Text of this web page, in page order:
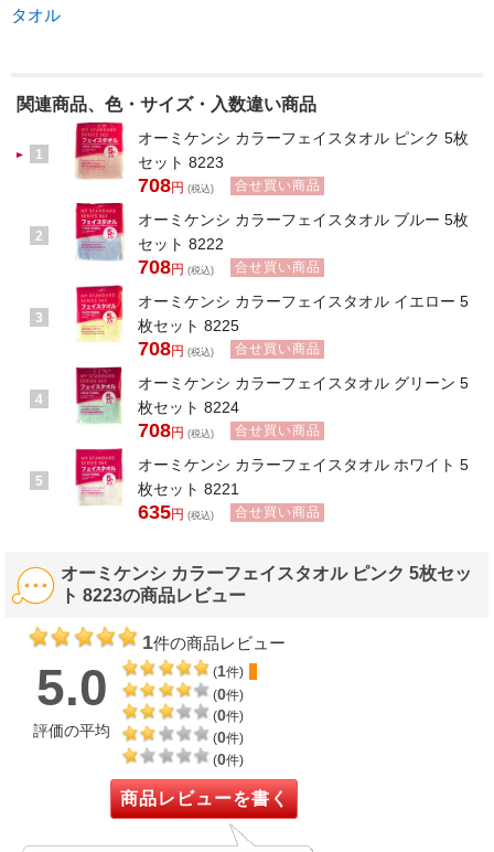
タオル
関連商品、色・サイズ・入数違い商品
1
オーミケンシ カラーフェイスタオル ピンク 5枚
セット 8223
708円 (税込) 合せ買い商品
2
オーミケンシ カラーフェイスタオル ブルー 5枚
セット 8222
708円 (税込) 合せ買い商品
3
オーミケンシ カラーフェイスタオル イエロー 5
枚セット 8225
708円 (税込) 合せ買い商品
4
オーミケンシ カラーフェイスタオル グリーン 5
枚セット 8224
708円 (税込) 合せ買い商品
5
オーミケンシ カラーフェイスタオル ホワイト 5
枚セット 8221
635円 (税込) 合せ買い商品
オーミケンシ カラーフェイスタオル ピンク 5枚セッ
ト 8223の商品レビュー
1件の商品レビュー
5.0
評価の平均
(1件)
(0件)
(0件)
(0件)
(0件)
商品レビューを書く